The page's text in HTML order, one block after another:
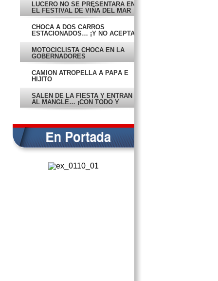
LUCERO NO SE PRESENTARÁ EN
EL FESTIVAL DE VIÑA DEL MAR
CHOCA A DOS CARROS
ESTACIONADOS… ¡Y NO ACEPTA
MOTOCICLISTA CHOCA EN LA
GOBERNADORES
CAMIÓN ATROPELLA A PAPÁ E
HIJITO
SALEN DE LA FIESTA Y ENTRAN
AL MANGLE… ¡CON TODO Y
CARRO!
MÉDICO ‘TU HOSPITAL’;
ARRANCA CONSTRUCCIÓN
BLOQUEAN CARRETERA
MÉRIDA-CAMPECHE
ACCIDENTE CARRETERO DEJA 5
MUERTOS